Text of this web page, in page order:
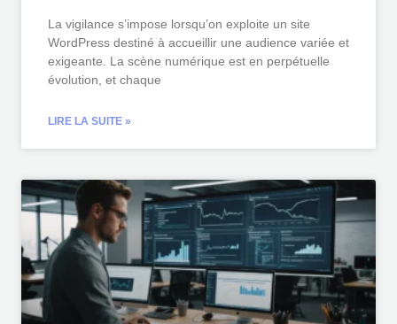
La vigilance s’impose lorsqu’on exploite un site
WordPress destiné à accueillir une audience variée et
exigeante. La scène numérique est en perpétuelle
évolution, et chaque
LIRE LA SUITE »